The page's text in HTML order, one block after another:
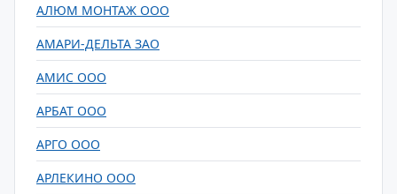
АЛЮМ МОНТАЖ ООО
АМАРИ-ДЕЛЬТА ЗАО
АМИС ООО
АРБАТ ООО
АРГО ООО
АРЛЕКИНО ООО